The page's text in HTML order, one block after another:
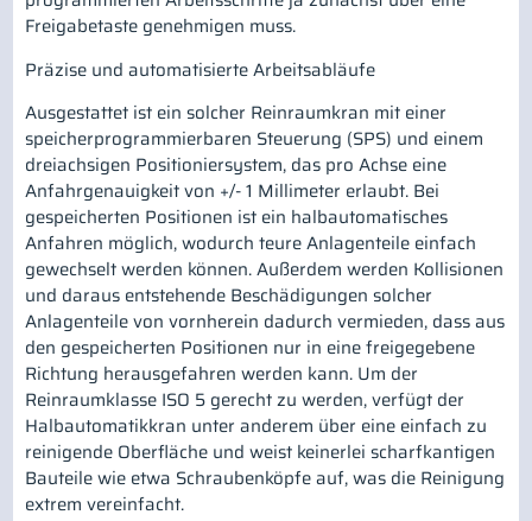
Freigabetaste genehmigen muss.
Präzise und automatisierte Arbeitsabläufe
Ausgestattet ist ein solcher Reinraumkran mit einer
speicherprogrammierbaren Steuerung (SPS) und einem
dreiachsigen Positioniersystem, das pro Achse eine
Anfahrgenauigkeit von +/- 1 Millimeter erlaubt. Bei
gespeicherten Positionen ist ein halbautomatisches
Anfahren möglich, wodurch teure Anlagenteile einfach
gewechselt werden können. Außerdem werden Kollisionen
und daraus entstehende Beschädigungen solcher
Anlagenteile von vornherein dadurch vermieden, dass aus
den gespeicherten Positionen nur in eine freigegebene
Richtung herausgefahren werden kann. Um der
Reinraumklasse ISO 5 gerecht zu werden, verfügt der
Halbautomatikkran unter anderem über eine einfach zu
reinigende Oberfläche und weist keinerlei scharfkantigen
Bauteile wie etwa Schraubenköpfe auf, was die Reinigung
extrem vereinfacht.